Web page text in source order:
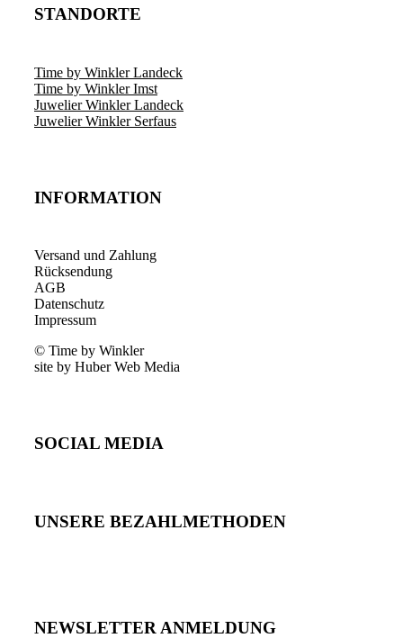
STANDORTE
Time by Winkler Landeck
Time by Winkler Imst
Juwelier Winkler Landeck
Juwelier Winkler Serfaus
INFORMATION
Versand und Zahlung
Rücksendung
AGB
Datenschutz
Impressum
© Time by Winkler
site by Huber Web Media
SOCIAL MEDIA
UNSERE BEZAHLMETHODEN
NEWSLETTER ANMELDUNG